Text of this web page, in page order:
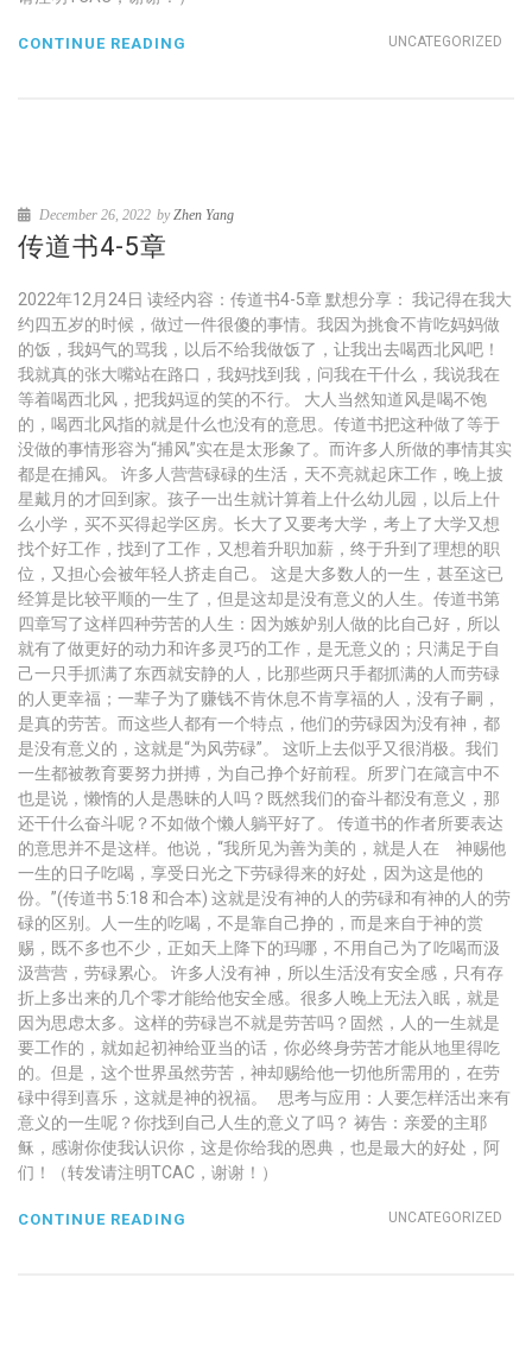
UNCATEGORIZED
CONTINUE READING
December 26, 2022 byZhen Yang
传道书4-5章
2022年12月24日 读经内容：传道书4-5章 默想分享： 我记得在我大
约四五岁的时候，做过一件很傻的事情。我因为挑食不肯吃妈妈做
的饭，我妈气的骂我，以后不给我做饭了，让我出去喝西北风吧！
我就真的张大嘴站在路口，我妈找到我，问我在干什么，我说我在
等着喝西北风，把我妈逗的笑的不行。 大人当然知道风是喝不饱
的，喝西北风指的就是什么也没有的意思。传道书把这种做了等于
没做的事情形容为“捕风”实在是太形象了。而许多人所做的事情其实
都是在捕风。 许多人营营碌碌的生活，天不亮就起床工作，晚上披
星戴月的才回到家。孩子一出生就计算着上什么幼儿园，以后上什
么小学，买不买得起学区房。长大了又要考大学，考上了大学又想
找个好工作，找到了工作，又想着升职加薪，终于升到了理想的职
位，又担心会被年轻人挤走自己。 这是大多数人的一生，甚至这已
经算是比较平顺的一生了，但是这却是没有意义的人生。传道书第
四章写了这样四种劳苦的人生：因为嫉妒别人做的比自己好，所以
就有了做更好的动力和许多灵巧的工作，是无意义的；只满足于自
己一只手抓满了东西就安静的人，比那些两只手都抓满的人而劳碌
的人更幸福；一辈子为了赚钱不肯休息不肯享福的人，没有子嗣，
是真的劳苦。而这些人都有一个特点，他们的劳碌因为没有神，都
是没有意义的，这就是“为风劳碌”。 这听上去似乎又很消极。我们
一生都被教育要努力拼搏，为自己挣个好前程。所罗门在箴言中不
也是说，懒惰的人是愚昧的人吗？既然我们的奋斗都没有意义，那
还干什么奋斗呢？不如做个懒人躺平好了。 传道书的作者所要表达
的意思并不是这样。他说，“我所见为善为美的，就是人在 神赐他
一生的日子吃喝，享受日光之下劳碌得来的好处，因为这是他的
份。”(传道书 5:18 和合本) 这就是没有神的人的劳碌和有神的人的劳
碌的区别。人一生的吃喝，不是靠自己挣的，而是来自于神的赏
赐，既不多也不少，正如天上降下的玛哪，不用自己为了吃喝而汲
汲营营，劳碌累心。 许多人没有神，所以生活没有安全感，只有存
折上多出来的几个零才能给他安全感。很多人晚上无法入眠，就是
因为思虑太多。这样的劳碌岂不就是劳苦吗？固然，人的一生就是
要工作的，就如起初神给亚当的话，你必终身劳苦才能从地里得吃
的。但是，这个世界虽然劳苦，神却赐给他一切他所需用的，在劳
碌中得到喜乐，这就是神的祝福。 思考与应用：人要怎样活出来有
意义的一生呢？你找到自己人生的意义了吗？ 祷告：亲爱的主耶
稣，感谢你使我认识你，这是你给我的恩典，也是最大的好处，阿
们！（转发请注明TCAC，谢谢！）
UNCATEGORIZED
CONTINUE READING